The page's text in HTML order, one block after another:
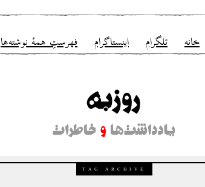
فهرستِ همهٔ نوشته‌ها اینستاگرام تلگرام خانه
TAG ARCHIVE